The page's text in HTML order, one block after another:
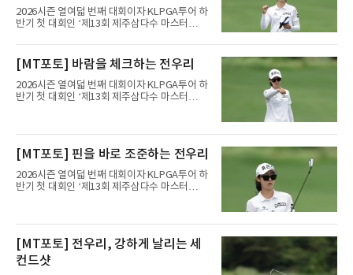
2026시즌 열여덟 번째 대회이자 KLPGA투어 하
반기 첫 대회인 ‘제13회 제주삼다수 마스터
제주도 서귀포시에 위치한 테디밸리 골프앤리조
트(파72/6,767야드)에서 열리고 있다.7일 현재
2라운드 경기가 펼쳐지고 있다.전우리(휴온스)
가 12번 홀에서 경기하고 있다.
[MT포토] 바람을 체크하는 전우리
2026시즌 열여덟 번째 대회이자 KLPGA투어 하
반기 첫 대회인 ‘제13회 제주삼다수 마스터
트(파72/6,767야드)에서 열리고 있다.7일 현재
2라운드 경기가 펼쳐지고 있다.전우리(휴온스)
가 12번 홀에서 경기하고 있다.
[MT포토] 핀을 바로 조준하는 전우리
2026시즌 열여덟 번째 대회이자 KLPGA투어 하
반기 첫 대회인 ‘제13회 제주삼다수 마스터
트(파72/6,767야드)에서 열리고 있다.7일 현재
2라운드 경기가 펼쳐지고 있다.전우리(휴온스)
가 12번 홀에서 경기하고 있다.
[MT포토] 전우리, 강하게 날리는 세
컨드샷